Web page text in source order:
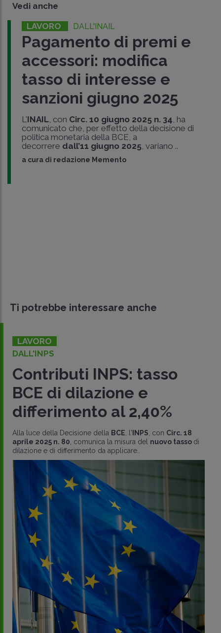
Vedi anche
LAVORO DALL'INAIL
Pagamento di premi e
accessori: modifica
tasso di interesse e
sanzioni giugno 2025
L'INAIL, con Circ. 10 giugno 2025 n. 34 , ha
comunicato che, per effetto della decisione di
politica monetaria della BCE, a
decorrere dall’11 giugno 2025, variano ..
a cura di redazione Memento
Ti potrebbe interessare anche
LAVORO
DALL'INPS
Contributi INPS: tasso
BCE di dilazione e
differimento al 2,40%
Alla luce della Decisione della BCE , l' INPS , con Circ. 18
aprile 2025 n. 80 , comunica la misura del nuovo tasso di
dilazione e di differimento da applicare..